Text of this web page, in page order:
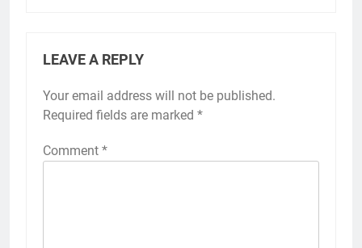
LEAVE A REPLY
Your email address will not be published.
Required fields are marked *
Comment *